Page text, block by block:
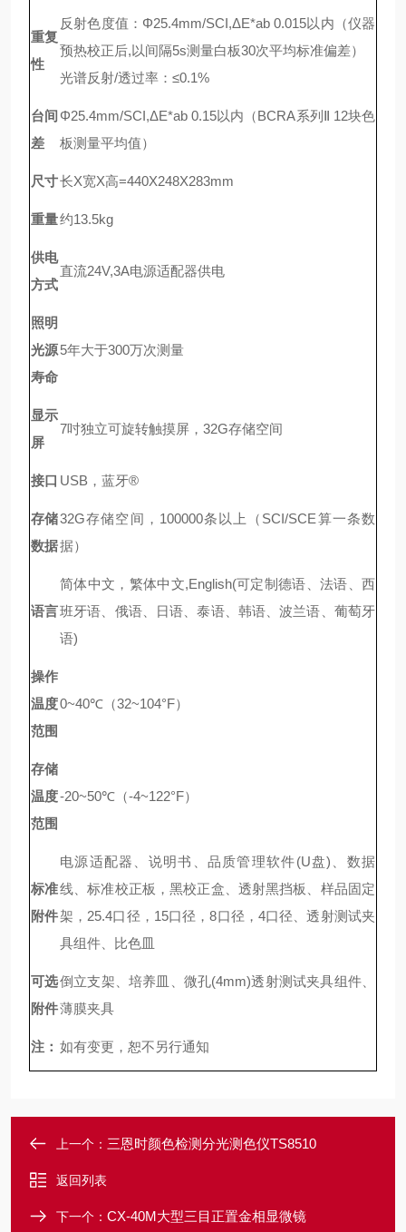
重复
性
反射色度值：Φ25.4mm/SCI,ΔE*ab 0.015以内（仪器
预热校正后,以间隔5s测量白板30次平均标准偏差）
光谱反射/透过率：≤0.1%
台间
差
Φ25.4mm/SCI,ΔE*ab 0.15以内（BCRA系列Ⅱ 12块色
板测量平均值）
尺寸长X宽X高=440X248X283mm
重量约13.5kg
供电
方式
直流24V,3A电源适配器供电
照明
光源
寿命
5年大于300万次测量
显示
屏
7吋独立可旋转触摸屏，32G存储空间
接口 USB，蓝牙®
存储
数据
32G存储空间，100000条以上（SCI/SCE算一条数
据）
语言
简体中文，繁体中文,English(可定制德语、法语、西
班牙语、俄语、日语、泰语、韩语、波兰语、葡萄牙
语)
操作
温度
范围
0~40℃（32~104°F）
存储
温度
范围
-20~50℃（-4~122°F）
标准
附件
电源适配器、说明书、品质管理软件(U盘) 、数据
线、标准校正板，黑校正盒、透射黑挡板、样品固定
架，25.4口径，15口径，8口径，4口径、透射测试夹
具组件、比色皿
可选
附件
倒立支架、培养皿、微孔(4mm)透射测试夹具组件、
薄膜夹具
注： 如有变更，恕不另行通知
上一个： 三恩时颜色检测分光测色仪TS8510
返回列表
下一个： CX-40M大型三目正置金相显微镜